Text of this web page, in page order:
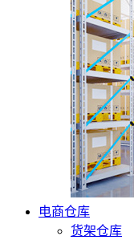
电商仓库
货架仓库